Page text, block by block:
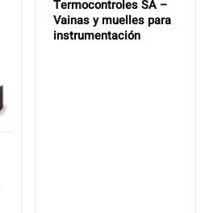
Termocontroles SA –
Vainas y muelles para
instrumentación